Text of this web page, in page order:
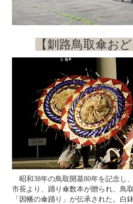
【釧路鳥取傘おど
昭和38年の鳥取開基80年を記念し
市長より、踊り傘数本が贈られ、鳥
「因幡の傘踊り」が伝承された。白